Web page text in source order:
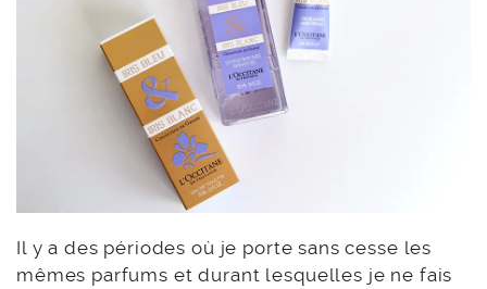
Il y a des périodes où je porte sans cesse les
mêmes parfums et durant lesquelles je ne fais